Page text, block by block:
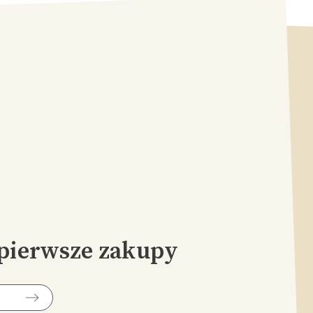
zakupy